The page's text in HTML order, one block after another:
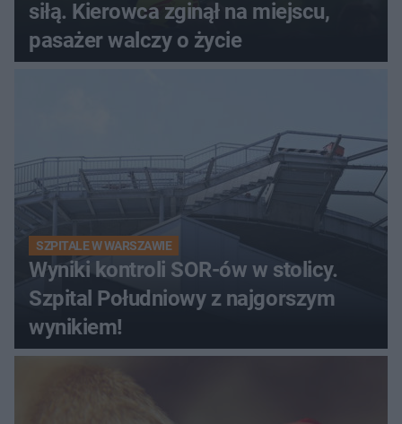
siłą. Kierowca zginął na miejscu,
pasażer walczy o życie
SZPITALE W WARSZAWIE
Wyniki kontroli SOR-ów w stolicy.
Szpital Południowy z najgorszym
wynikiem!